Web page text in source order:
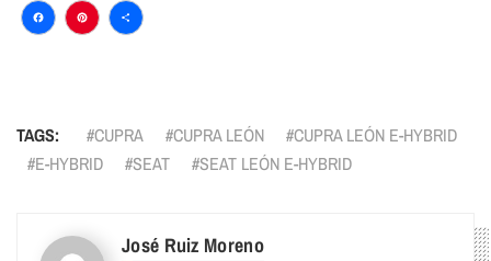
Facebook
Pinterest
Compartir
TAGS: CUPRA CUPRA LEÓN
CUPRA LEÓN E-HYBRID
E-HYBRID
SEAT SEAT LEÓN E-HYBRID
José Ruiz Moreno